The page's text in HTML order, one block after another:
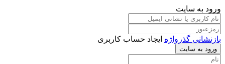
ورود به سایت
بازنشانی گذرواژه ایجاد حساب کاربری
ورود به سایت